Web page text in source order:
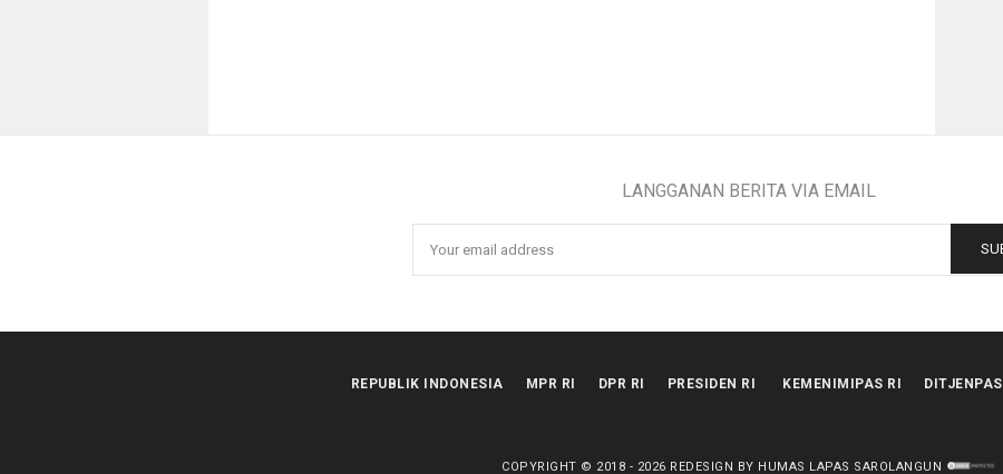
LANGGANAN BERITA VIA EMAIL
REPUBLIK INDONESIA MPR RI DPR RI PRESIDEN RI KEMENIMIPAS RI DITJENPAS
COPYRIGHT © 2018 - 2026 REDESIGN BY HUMAS LAPAS SAROLANGUN